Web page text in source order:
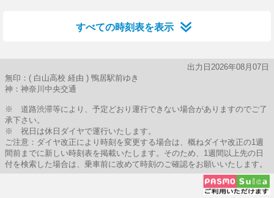
すべての時刻表を表示
出力日2026年08月07日
無印：( 白山高校 経由 ) 鴨居駅前ゆき
神：神奈川中央交通
※ 道路渋滞等により、予定どおり運行できない場合がありますのでご了
承下さい。
※ 祝日は休日ダイヤで運行いたします。
ご注意：ダイヤ改正により時刻を変更する場合は、概ねダイヤ改正の1週
間前までに新しい時刻表を掲載いたします。そのため、1週間以上先の日
付を検索した場合は、乗車前に改めて時刻のご確認をお願いいたします。